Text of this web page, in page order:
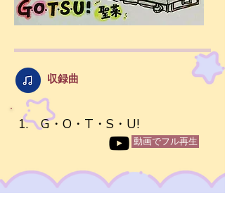
​収録曲
1. G・O・T・S・U!
動画でフル再生